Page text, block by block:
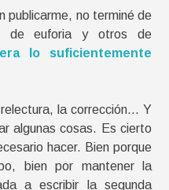
publicarme, no terminé de
de euforia y otros de
lo suficientemente
relectura, la corrección… Y
algunas cosas. Es cierto
hacer. Bien porque
bien por mantener la
a escribir la segunda